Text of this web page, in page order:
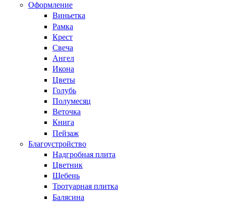
Оформление
Виньетка
Рамка
Крест
Свеча
Ангел
Икона
Цветы
Голубь
Полумесяц
Веточка
Книга
Пейзаж
Благоустройство
Надгробная плита
Цветник
Щебень
Тротуарная плитка
Балясина